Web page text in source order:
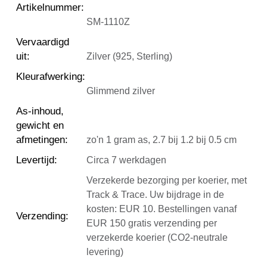
Artikelnummer:
SM-1110Z
Vervaardigd
uit: Zilver (925, Sterling)
Kleurafwerking:
Glimmend zilver
As-inhoud,
gewicht en
afmetingen: zo'n 1 gram as, 2.7 bij 1.2 bij 0.5 cm
Levertijd: Circa 7 werkdagen
Verzending:
Verzekerde bezorging per koerier, met
Track & Trace. Uw bijdrage in de
kosten: EUR 10. Bestellingen vanaf
EUR 150 gratis verzending per
verzekerde koerier (CO2-neutrale
levering)